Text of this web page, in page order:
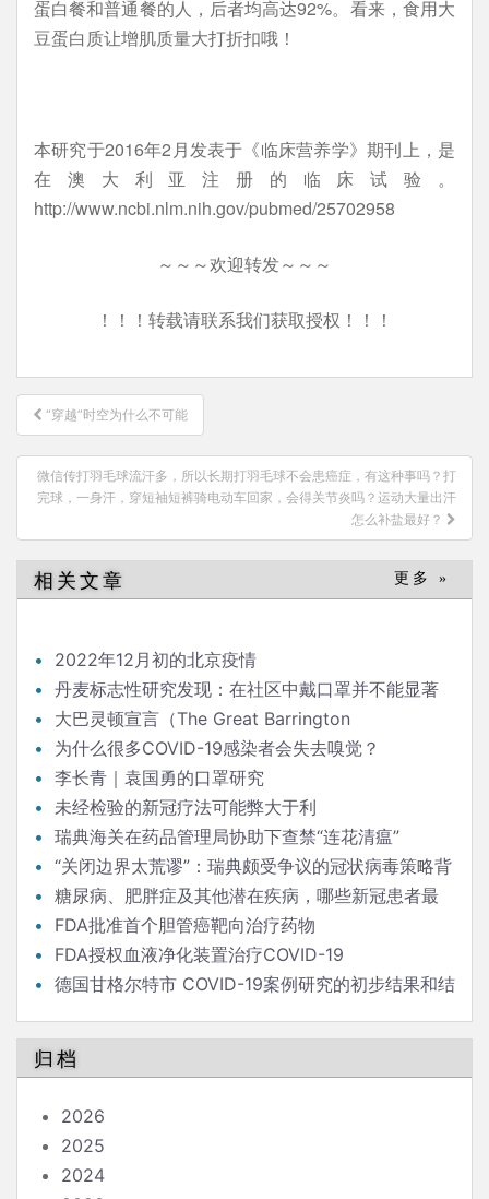
蛋白餐和普通餐的人，后者均高达92%。看来，食用大
豆蛋白质让增肌质量大打折扣哦！
本研究于2016年2月发表于《临床营养学》期刊上，是
在澳大利亚注册的临床试验。
http://www.ncbi.nlm.nih.gov/pubmed/25702958
～～～欢迎转发～～～
！！！转载请联系我们获取授权！！！
文
章
导
航
“穿越”时空为什么不可能
微信传打羽毛球流汗多，所以长期打羽毛球不会患癌症，有这种事吗？打
完球，一身汗，穿短袖短裤骑电动车回家，会得关节炎吗？运动大量出汗
怎么补盐最好？
相关文章 更多 »
2022年12月初的北京疫情
丹麦标志性研究发现：在社区中戴口罩并不能显著
降低（新冠）感染率
大巴灵顿宣言（The Great Barrington
Declaration）
为什么很多COVID-19感染者会失去嗅觉？
李长青｜袁国勇的口罩研究
未经检验的新冠疗法可能弊大于利
瑞典海关在药品管理局协助下查禁“连花清瘟”
“关闭边界太荒谬”：瑞典颇受争议的冠状病毒策略背
后的流行病学家
糖尿病、肥胖症及其他潜在疾病，哪些新冠患者最
危险？
FDA批准首个胆管癌靶向治疗药物
FDA授权血液净化装置治疗COVID-19
德国甘格尔特市 COVID-19案例研究的初步结果和结
归档
2026
2025
2024